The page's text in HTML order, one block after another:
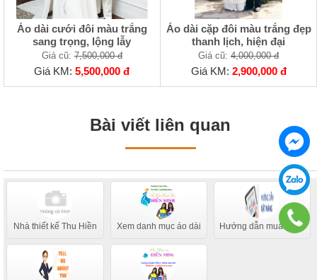
Áo dài cưới đôi màu trắng
sang trọng, lộng lẫy
Giá cũ:7,500,000 đ
Giá KM:5,500,000 đ
Áo dài cặp đôi màu trắng đẹp
thanh lịch, hiện đại
Giá cũ:4,000,000 đ
Giá KM: 2,900,000 đ
Bài viết liên quan
Nhà thiết kế Thu Hiền Xem danh mục áo dài Hướng dẫn mua hàng